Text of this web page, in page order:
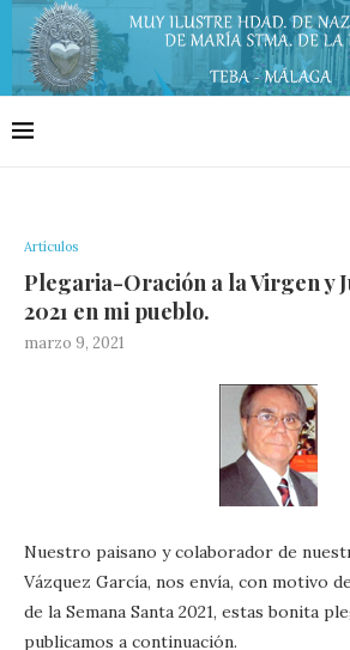
Artículos
Plegaria-Oración a la Virgen y
2021 en mi pueblo.
marzo 9, 2021
Nuestro paisano y colaborador de
Vázquez García, nos envía, con motivo
de la Semana Santa 2021, estas bonita
publicamos a continuación.